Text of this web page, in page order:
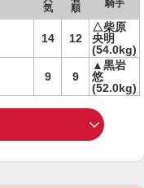
気
順
騎手
14 12
△柴原
央明
(54.0kg)
9 9
▲黒岩
悠
(52.0kg)